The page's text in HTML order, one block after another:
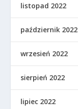
listopad 2022
październik 2022
wrzesień 2022
sierpień 2022
lipiec 2022